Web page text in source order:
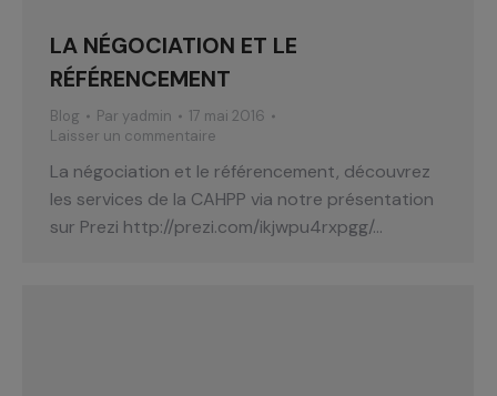
LA NÉGOCIATION ET LE
RÉFÉRENCEMENT
Blog Par yadmin
17 mai 2016
Laisser un commentaire
La négociation et le référencement, découvrez
les services de la CAHPP via notre présentation
sur Prezi http://prezi.com/ikjwpu4rxpgg/…